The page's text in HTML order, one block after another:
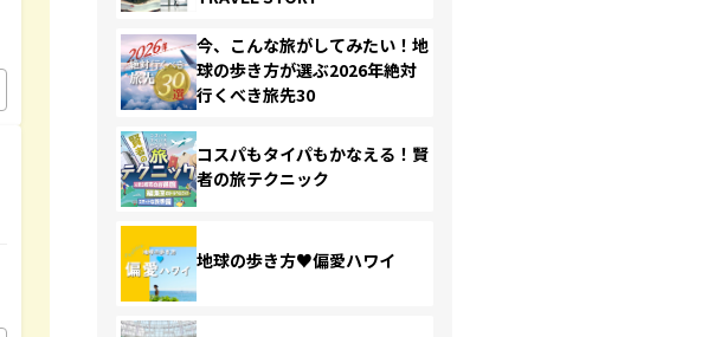
今、こんな旅がしてみたい！地
球の歩き方が選ぶ2026年絶対
行くべき旅先30
コスパもタイパもかなえる！賢
者の旅テクニック
地球の歩き方♥偏愛ハワイ